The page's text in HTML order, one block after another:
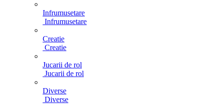
Infrumusetare
Infrumusetare
Creatie
Creatie
Jucarii de rol
Jucarii de rol
Diverse
Diverse